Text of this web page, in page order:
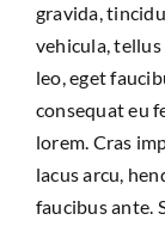
gravida,
vehicula,
leo, eget
consequat eu
lorem. Cras
lacus arcu,
faucibus ante.